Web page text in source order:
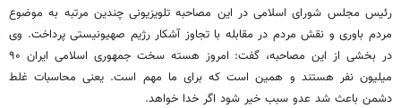
رئیس مجلس شورای اسلامی در این مصاحبه تلویزیونی چندین مرتبه به موضوع
مردم باوری و نقش مردم در مقابله با تجاوز آشکار رژیم صهیونیستی پرداخت. وی
در بخشی از این مصاحبه، گفت: امروز هسته سخت جمهوری اسلامی ایران ۹۰
میلیون نفر هستند و همین است که برای ما مهم است. یعنی محاسبات غلط
دشمن باعث شد عدو سبب خیر شود اگر خدا خواهد.